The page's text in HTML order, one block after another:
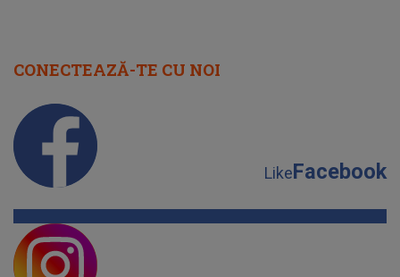
CONECTEAZĂ-TE CU NOI
LikeFacebook